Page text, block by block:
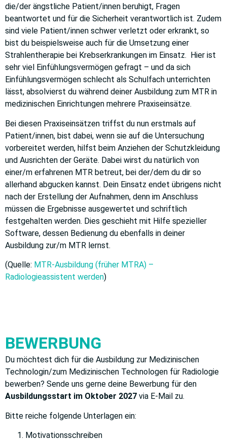
die/der ängstliche Patient/innen beruhigt, Fragen
beantwortet und für die Sicherheit verantwortlich ist. Zudem
sind viele Patient/innen schwer verletzt oder erkrankt, so
bist du beispielsweise auch für die Umsetzung einer
Strahlentherapie bei Krebserkrankungen im Einsatz. Hier ist
sehr viel Einfühlungsvermögen gefragt – und da sich
Einfühlungsvermögen schlecht als Schulfach unterrichten
lässt, absolvierst du während deiner Ausbildung zum MTR in
medizinischen Einrichtungen mehrere Praxiseinsätze.
Bei diesen Praxiseinsätzen triffst du nun erstmals auf
Patient/innen, bist dabei, wenn sie auf die Untersuchung
vorbereitet werden, hilfst beim Anziehen der Schutzkleidung
und Ausrichten der Geräte. Dabei wirst du natürlich von
einer/m erfahrenen MTR betreut, bei der/dem du dir so
allerhand abgucken kannst. Dein Einsatz endet übrigens nicht
nach der Erstellung der Aufnahmen, denn im Anschluss
müssen die Ergebnisse ausgewertet und schriftlich
festgehalten werden. Dies geschieht mit Hilfe spezieller
Software, dessen Bedienung du ebenfalls in deiner
Ausbildung zur/m MTR lernst.
(Quelle: MTR-Ausbildung (früher MTRA) –
Radiologieassistent werden)
BEWERBUNG
Du möchtest dich für die Ausbildung zur Medizinischen
Technologin/zum Medizinischen Technologen für Radiologie
bewerben? Sende uns gerne deine Bewerbung für den
Ausbildungsstart im Oktober 2027 via E-Mail zu.
Bitte reiche folgende Unterlagen ein:
Motivationsschreiben